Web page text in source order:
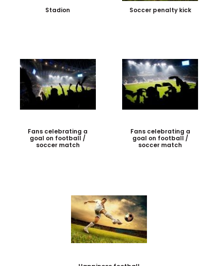
Stadion Soccer penalty kick
Fans celebrating a
goal on football /
soccer match
Fans celebrating a
goal on football /
soccer match